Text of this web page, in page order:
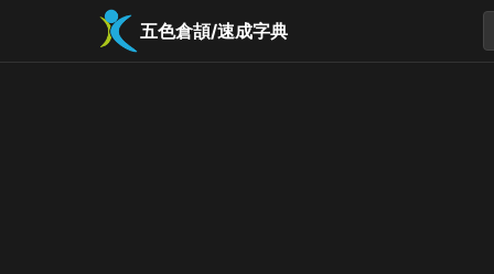
五色倉頡/速成字典